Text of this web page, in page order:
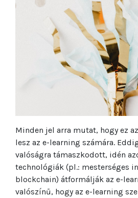
Minden jel arra mutat, hogy ez
lesz az e-learning számára.
valóságra támaszkodott, idén
technológiák (pl.: mesterséges
blockchain) átformálják az e-
valószínű, hogy az e-learning